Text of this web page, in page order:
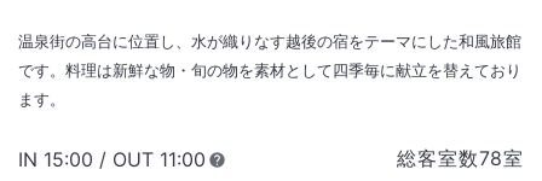
温泉街の高台に位置し、水が織りなす越後の宿をテーマにした和風旅館
です。料理は新鮮な物・旬の物を素材として四季毎に献立を替えており
ます。
総客室数78室
IN チェックイン
15:00 / OUT チェックアウト
11:00